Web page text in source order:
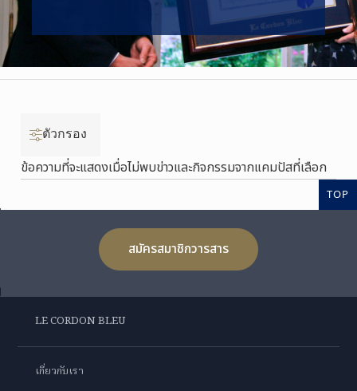
ตัวกรอง
ข้อความที่จะแสดงเมื่อไม่พบข่าวและกิจกรรมจากแคมปัสที่เลือก
TOP
สมัครสมาชิกวารสาร
LE CORDON BLEU
เกี่ยวกับเรา